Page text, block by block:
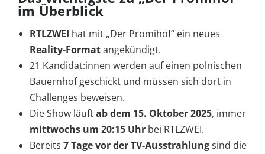
im Überblick
RTLZWEI hat mit „Der Promihof“ ein neues
Reality-Formatangekündigt.
21 Kandidat:innen werden auf einen polnischen
Bauernhof geschickt und müssen sich dort in
Challenges beweisen.
Die Show läuftab dem 15. Oktober 2025, immer
mittwochs um 20:15 Uhr bei RTLZWEI.
Bereits 7 Tage vor der TV-Ausstrahlungsind die